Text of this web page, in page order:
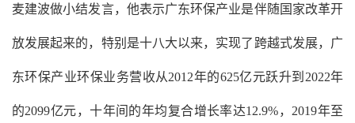
麦建波做小结发言，他表示广东环保产业是伴随国家改革开
放发展起来的，特别是十八大以来，实现了跨越式发展，广
东环保产业环保业务营收从2012年的625亿元跃升到2022年
的2099亿元，十年间的年均复合增长率达12.9%，2019年至